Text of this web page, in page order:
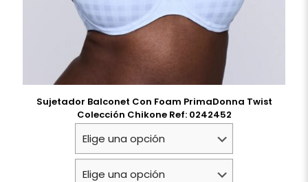
Sujetador Balconet Con Foam PrimaDonna Twist
Colección Chikone Ref: 0242452